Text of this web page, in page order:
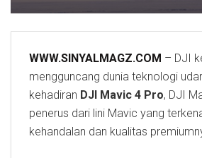
WWW.SINYALMAGZ.COM – DJI
mengguncang dunia teknologi
kehadiran DJI Mavic 4 Pro, DJI
penerus dari lini Mavic yang
kehandalan dan kualitas